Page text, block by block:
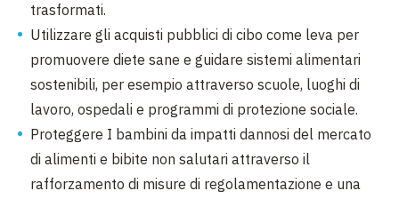
trasformati.
Utilizzare gli acquisti pubblici di cibo come leva per
promuovere diete sane e guidare sistemi alimentari
sostenibili, per esempio attraverso scuole, luoghi di
lavoro, ospedali e programmi di protezione sociale.
Proteggere I bambini da impatti dannosi del mercato
di alimenti e bibite non salutari attraverso il
rafforzamento di misure di regolamentazione e una